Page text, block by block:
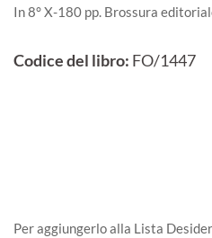
In 8° X-180 pp. Brossura
Codice del libro: FO/1447
Per aggiungerlo alla Lista